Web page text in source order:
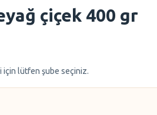
çiçek 400 gr
için lütfen şube seçiniz.